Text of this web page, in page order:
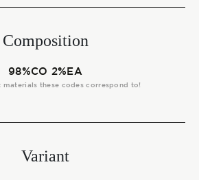
Composition
98%CO 2%EA
materials these codes correspond to!
Variant
CONTACT US